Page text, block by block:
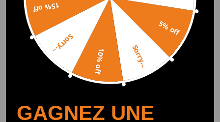
5% off
Sorry...
10% off
Sorry...
15% off
GAGNEZ UNE